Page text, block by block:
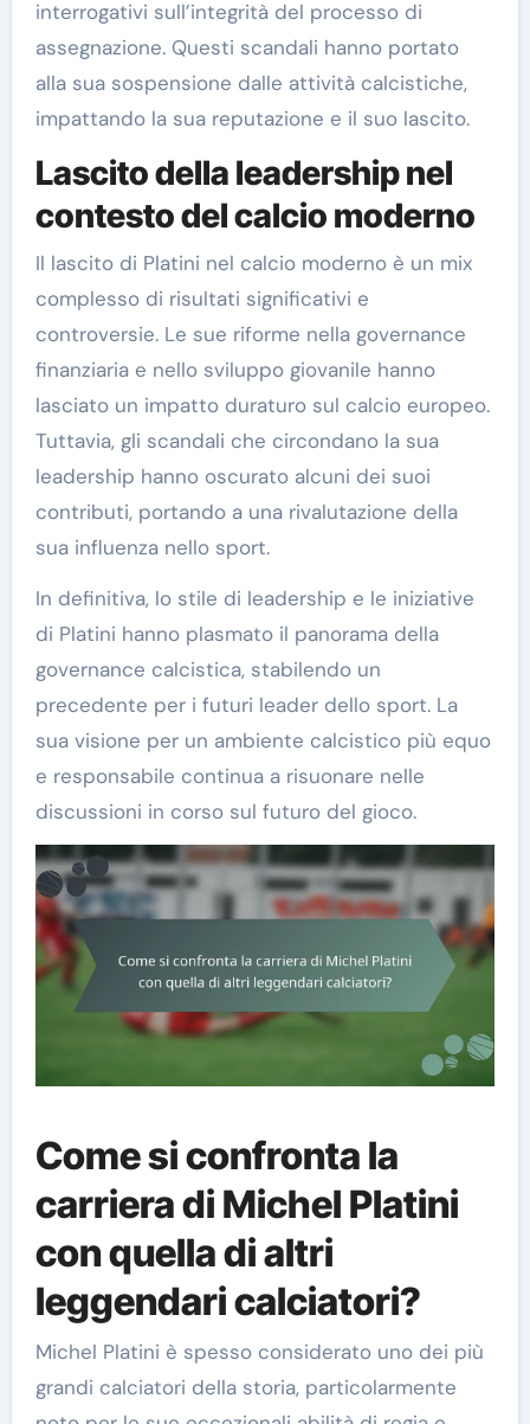
interrogativi sull’integrità del processo di
assegnazione. Questi scandali hanno portato
alla sua sospensione dalle attività calcistiche,
impattando la sua reputazione e il suo lascito.
Lascito della leadership nel
contesto del calcio moderno
Il lascito di Platini nel calcio moderno è un mix
complesso di risultati significativi e
controversie. Le sue riforme nella governance
finanziaria e nello sviluppo giovanile hanno
lasciato un impatto duraturo sul calcio europeo.
Tuttavia, gli scandali che circondano la sua
leadership hanno oscurato alcuni dei suoi
contributi, portando a una rivalutazione della
sua influenza nello sport.
In definitiva, lo stile di leadership e le iniziative
di Platini hanno plasmato il panorama della
governance calcistica, stabilendo un
precedente per i futuri leader dello sport. La
sua visione per un ambiente calcistico più equo
e responsabile continua a risuonare nelle
discussioni in corso sul futuro del gioco.
Come si confronta la
carriera di Michel Platini
con quella di altri
leggendari calciatori?
Michel Platini è spesso considerato uno dei più
grandi calciatori della storia, particolarmente